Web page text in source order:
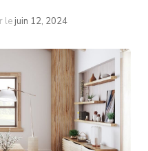
le juin 12, 2024